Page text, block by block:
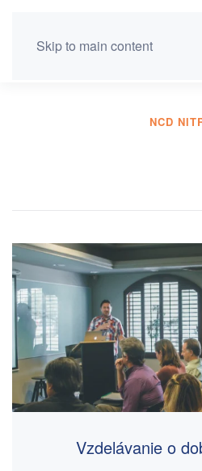
Skip to main content
NCD
Vzdelávanie o